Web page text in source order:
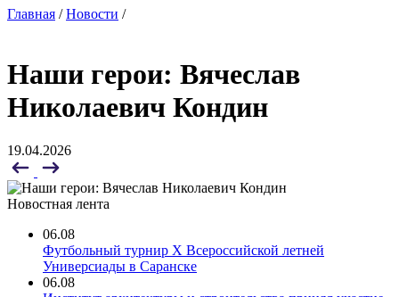
Главная /Новости /
Наши герои: Вячеслав
Николаевич Кондин
19.04.2026
Новостная лента
06.08
Футбольный турнир X Всероссийской летней
Универсиады в Саранске
06.08